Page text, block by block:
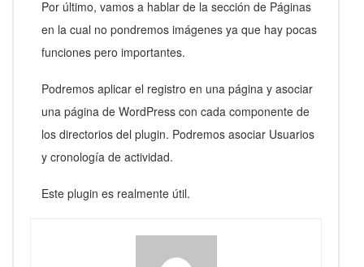
Por último, vamos a hablar de la sección de Páginas
en la cual no pondremos imágenes ya que hay pocas
funciones pero importantes.
Podremos aplicar el registro en una página y asociar
una página de WordPress con cada componente de
los directorios del plugin. Podremos asociar Usuarios
y cronología de actividad.
Este plugin es realmente útil.